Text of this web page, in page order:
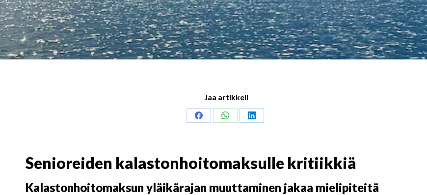
Jaa artikkeli
Share
Share
Share
Senioreiden kalastonhoitomaksulle kritiikkiä
Kalastonhoitomaksun yläikärajan muuttaminen jakaa mielipiteitä